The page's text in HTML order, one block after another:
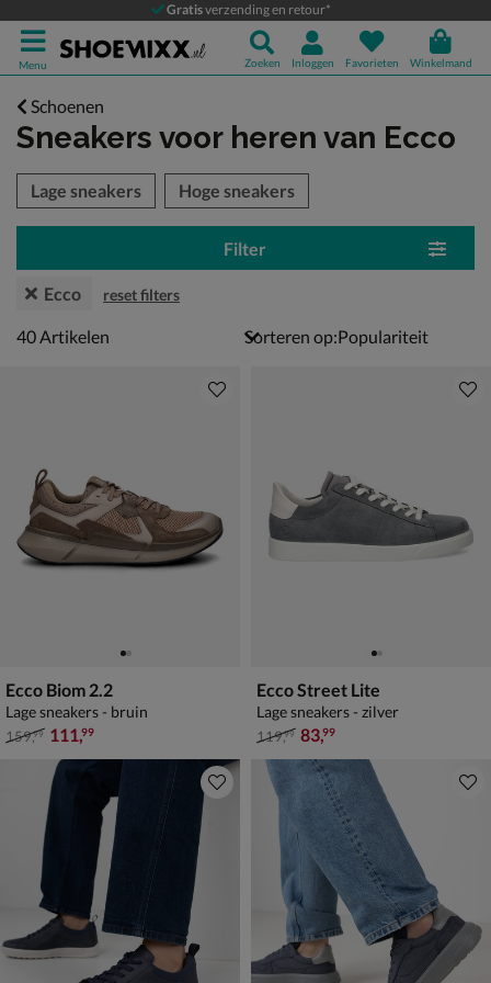
Gratisverzending en retour*
Menu Zoeken Inloggen Favorieten Winkelmand
Schoenen
Sneakers voor heren van Ecco
over
Lage sneakers Hoge sneakers
Filter
Ecco reset filters
40 artikelen
40Artikelen Sorteren op:
Ecco Biom 2.2
Lage sneakers - bruin
van € 159,99 voor € 111,99
159,99 111,99
Ecco Street Lite
Lage sneakers - zilver
van € 119,99 voor € 83,99
119,99 83,99